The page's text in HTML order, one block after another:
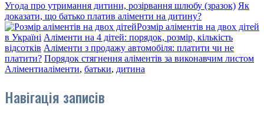
Угода про утримання дитини, розірвання шлюбу (зразок) Як
доказати, що батько платив аліменти на дитину?
Розмір аліментів на двох дітей
в Україні Аліменти на 4 дітей: порядок, розмір, кількість
відсотків Аліменти з продажу автомобіля: платити чи не
платити? Порядок стягнення аліментів за виконавчим листом
Аліментиаліменти, батьки, дитина
Навігація записів